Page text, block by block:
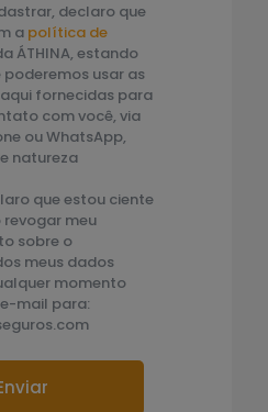
declaro que
a política de
ÁTHINA, estando
poderemos usar as
fornecidas para
com você, via
ou WhatsApp,
natureza
que estou ciente
revogar meu
sobre o
meus dados
momento
mail para: